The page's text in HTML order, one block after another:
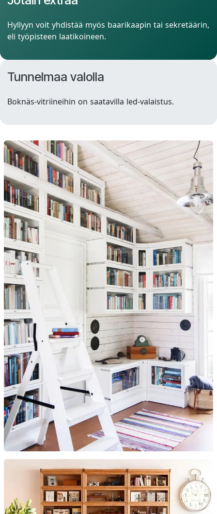
Hyllyyn voit yhdistää myös baarikaapin tai sekretäärin,
eli työpisteen laatikoineen.
Tunnelmaa valolla
Boknäs-vitriineihin on saatavilla led-valaistus.